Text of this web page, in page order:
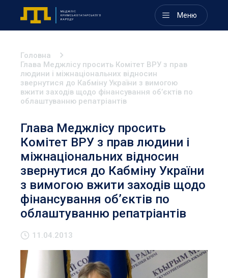
Меню
Головна
Глава Меджлісу просить Комітет ВРУ з прав
людини і міжнаціональних відносин
звернутися до Кабміну України з вимогою
вжити заходів щодо фінансування об’єктів по
облаштуванню репатріантів
Глава Меджлісу просить
Комітет ВРУ з прав людини і
міжнаціональних відносин
звернутися до Кабміну України
з вимогою вжити заходів щодо
фінансування об’єктів по
облаштуванню репатріантів
11.04.2013